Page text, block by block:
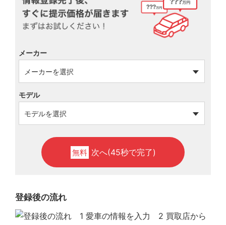
メーカー
モデル
無料 次へ(45秒で完了)
登録後の流れ